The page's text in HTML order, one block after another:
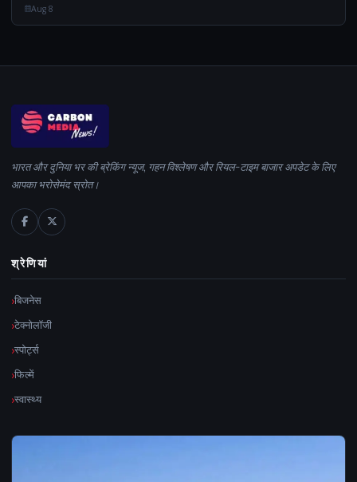
Aug 8
भारत और दुनिया भर की ब्रेकिंग न्यूज, गहन विश्लेषण और रियल-टाइम बाजार अपडेट के लिए
आपका भरोसेमंद स्रोत।
श्रेणियां
बिजनेस
टेक्नोलॉजी
स्पोर्ट्स
फिल्में
स्वास्थ्य